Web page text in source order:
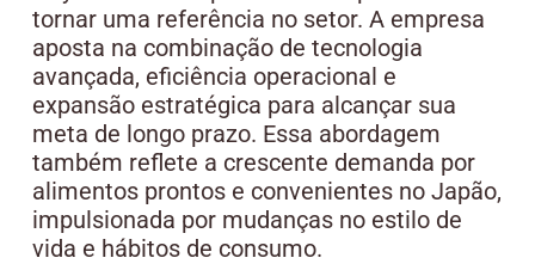
tornar uma referência no setor. A empresa
aposta na combinação de tecnologia
avançada, eficiência operacional e
expansão estratégica para alcançar sua
meta de longo prazo. Essa abordagem
também reflete a crescente demanda por
alimentos prontos e convenientes no Japão,
impulsionada por mudanças no estilo de
vida e hábitos de consumo.